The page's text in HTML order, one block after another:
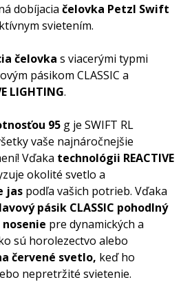
dobíjacia čelovka Petzl Swift
svietením.
čelovka s viacerými typmi
pásikom CLASSIC a
LIGHTING.
95 g je SWIFT RL
vaše najnáročnejšie
Vďaka technológii REACTIVE
okolité svetlo a
jas podľa vašich potrieb. Vďaka
pásik CLASSIC pohodlný
pre dynamických a
sú horolezectvo alebo
červené svetlo, keď ho
nepretržité svietenie.